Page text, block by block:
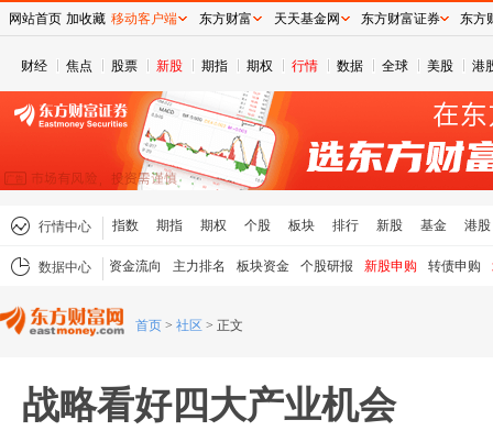
财经 焦点 股票 新股 期指 期权 行情 数据 全球 美股 港
行情中心 指数 期指 期权 个股 板块 排行 新股 基金 港股
数据中心 资金流向 主力排名 板块资金 个股研报 新股申购 转债申购
首页 > 社区 > 正文
战略看好四大产业机会
网站首页 加收藏 移动客户端 东方财富 天天基金网 东方财富证券 东方